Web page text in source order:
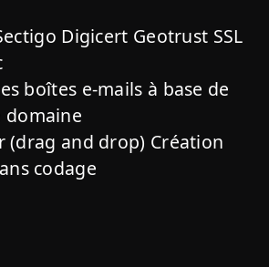
Digicert Geotrust SSL
boîtes e-mails à base de
domaine
(drag and drop) Création
codage